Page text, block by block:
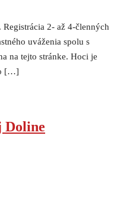
2- až 4-členných
uváženia spolu s
na tejto stránke. Hoci je
[…]
Doline